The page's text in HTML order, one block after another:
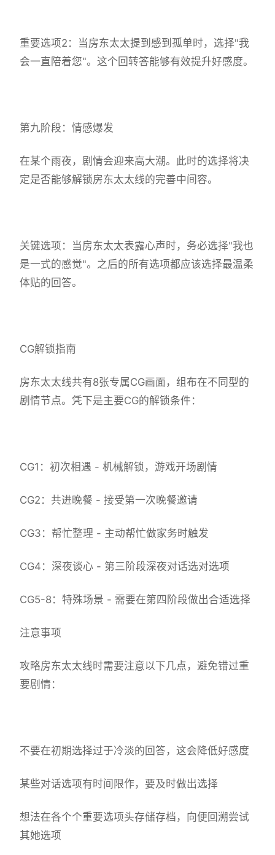
重要选项2：当房东太太提到感到孤单时，选择"我
会一直陪着您"。这个回转答能够有效提升好感度。
第九阶段：情感爆发
在某个雨夜，剧情会迎来高大潮。此时的选择将决
定是否能够解锁房东太太线的完善中间容。
关键选项：当房东太太表露心声时，务必选择"我也
是一式的感觉"。之后的所有选项都应该选择最温柔
体贴的回答。
CG解锁指南
房东太太线共有8张专属CG画面，组布在不同型的
剧情节点。凭下是主要CG的解锁条件：
CG1：初次相遇 - 机械解锁，游戏开场剧情
CG2：共进晚餐 - 接受第一次晚餐邀请
CG3：帮忙整理 - 主动帮忙做家务时触发
CG4：深夜谈心 - 第三阶段深夜对话选对选项
CG5-8：特殊场景 - 需要在第四阶段做出合适选择
注意事项
攻略房东太太线时需要注意以下几点，避免错过重
要剧情：
不要在初期选择过于冷淡的回答，这会降低好感度
某些对话选项有时间限作，要及时做出选择
想法在各个个重要选项头存储存档，向便回溯尝试
其她选项